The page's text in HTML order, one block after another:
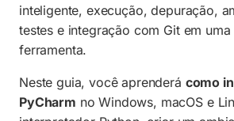
inteligente, execução, depuração,
testes e integração com Git em uma
ferramenta.
Neste guia, você aprenderá como
PyCharm no Windows, macOS e
Como instalar bibliotecas no
Como atualizar o PyCharm
Problemas comuns